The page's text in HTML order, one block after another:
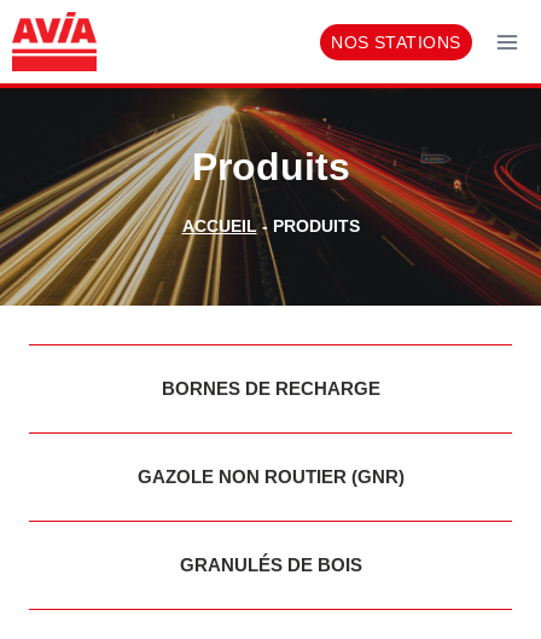
Aller
au
contenu
NOS STATIONS
Produits
ACCUEIL- PRODUITS
BORNES DE RECHARGE
GAZOLE NON ROUTIER (GNR)
GRANULÉS DE BOIS